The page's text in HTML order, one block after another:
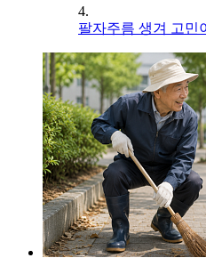
4.
팔자주름 생겨 고민